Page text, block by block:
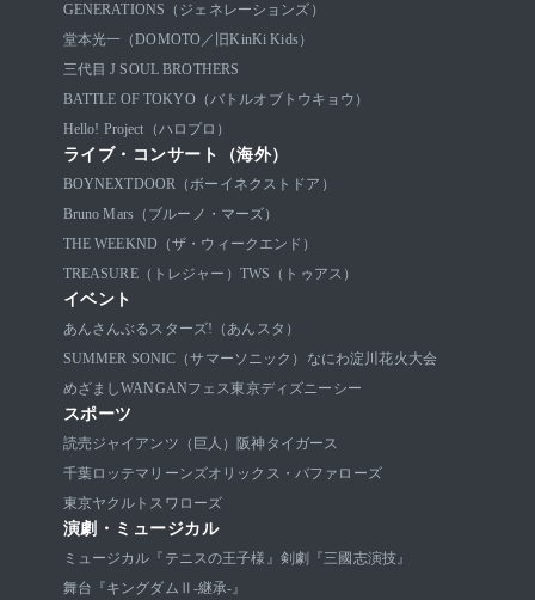
GENERATIONS（ジェネレーションズ）
堂本光一（DOMOTO／旧KinKi Kids）
三代目 J SOUL BROTHERS
BATTLE OF TOKYO（バトルオブトウキョウ）
Hello! Project（ハロプロ）
ライブ・コンサート（海外）
BOYNEXTDOOR（ボーイネクストドア）
Bruno Mars（ブルーノ・マーズ）
THE WEEKND（ザ・ウィークエンド）
TREASURE（トレジャー） TWS（トゥアス）
イベント
あんさんぶるスターズ!（あんスタ）
SUMMER SONIC（サマーソニック） なにわ淀川花火大会
めざましWANGANフェス東京ディズニーシー
スポーツ
読売ジャイアンツ（巨人）
阪神タイガース
千葉ロッテマリーンズオリックス・バファローズ
東京ヤクルトスワローズ
演劇・ミュージカル
ミュージカル『テニスの王子様』 剣劇『三國志演技』
舞台『キングダムⅡ-継承-』